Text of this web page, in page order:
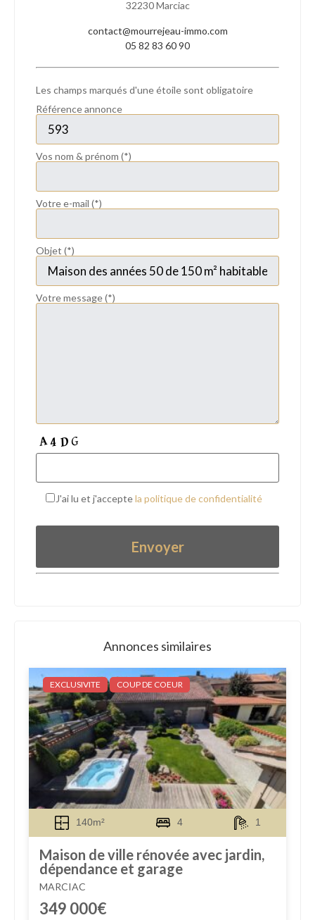
32230 Marciac
contact@mourrejeau-immo.com
05 82 83 60 90
Les champs marqués d'une étoile sont obligatoire
Référence annonce
Vos nom & prénom (*)
Votre e-mail (*)
Objet (*)
Votre message (*)
J'ai lu et j'acceptela politique de confidentialité
Annonces similaires
EXCLUSIVITE COUP DE COEUR
140m² 4 1
Maison de ville rénovée avec jardin,
dépendance et garage
MARCIAC
349 000€